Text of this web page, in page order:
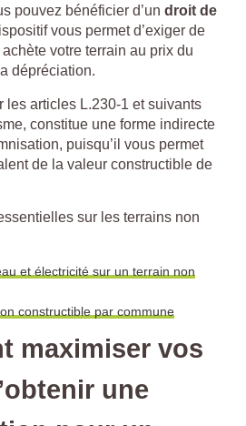
pouvez bénéficier d’un droit de
vous permet d’exiger de
votre terrain au prix du
dépréciation.
les articles L.230-1 et suivants
constitue une forme indirecte
puisqu’il vous permet
de la valeur constructible de
sur les terrains non
et électricité sur un terrain non
constructible par commune
maximiser vos
une